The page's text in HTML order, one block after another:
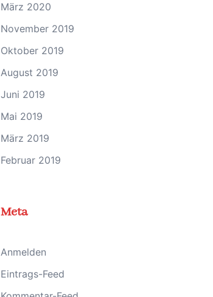
März 2020
November 2019
Oktober 2019
August 2019
Juni 2019
Mai 2019
März 2019
Februar 2019
Meta
Anmelden
Eintrags-Feed